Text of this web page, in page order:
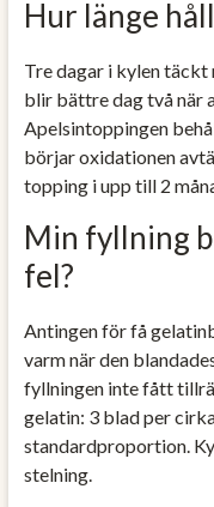
Hur länge
Tre dagar i kylen täckt
blir bättre dag två när
Apelsintoppingen
börjar oxidationen
topping i upp till 2
Min fyllning
fel?
Antingen för få
varm när den
fyllningen inte fått
gelatin: 3 blad per
standardproportion.
stelning.